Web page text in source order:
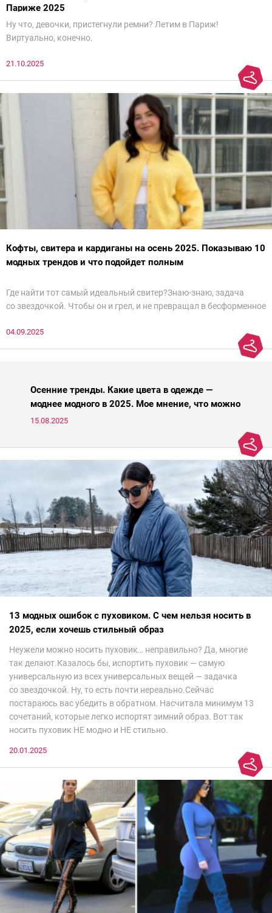
Париже 2025
Ну что, девочки, пристегнули ремни? Летим в Париж!
Виртуально, конечно.
21.10.2025
Кофты, свитера и кардиганы на осень 2025. Показываю 10
модных трендов и что подойдет полным
Где найти тот самый идеальный свитер?Знаю-знаю, задача
со звездочкой. Чтобы он и грел, и не превращал в бесформенное
паники.
04.09.2025
Осенние тренды. Какие цвета в одежде —
моднее модного в 2025. Мое мнение, что можно
носить, а что нет
15.08.2025
13 модных ошибок с пуховиком. С чем нельзя носить в
2025, если хочешь стильный образ
Неужели можно носить пуховик… неправильно? Да, многие
так делают.Казалось бы, испортить пуховик — самую
универсальную из всех универсальных вещей — задачка
со звездочкой. Ну, то есть почти нереально.Сейчас
постараюсь вас убедить в обратном. Насчитала минимум 13
сочетаний, которые легко испортят зимний образ. Вот так
носить пуховик НЕ модно и НЕ стильно.
20.01.2025